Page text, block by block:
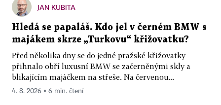
JAN KUBITA
Hledá se papaláš. Kdo jel v černém BMW s
majákem skrze „Turkovu“ křižovatku?
Před několika dny se do jedné pražské křižovatky
přihnalo obří luxusní BMW se začerněnými skly a
blikajícím majáčkem na střeše. Na červenou...
4. 8. 2026 ▪ 6 min. čtení